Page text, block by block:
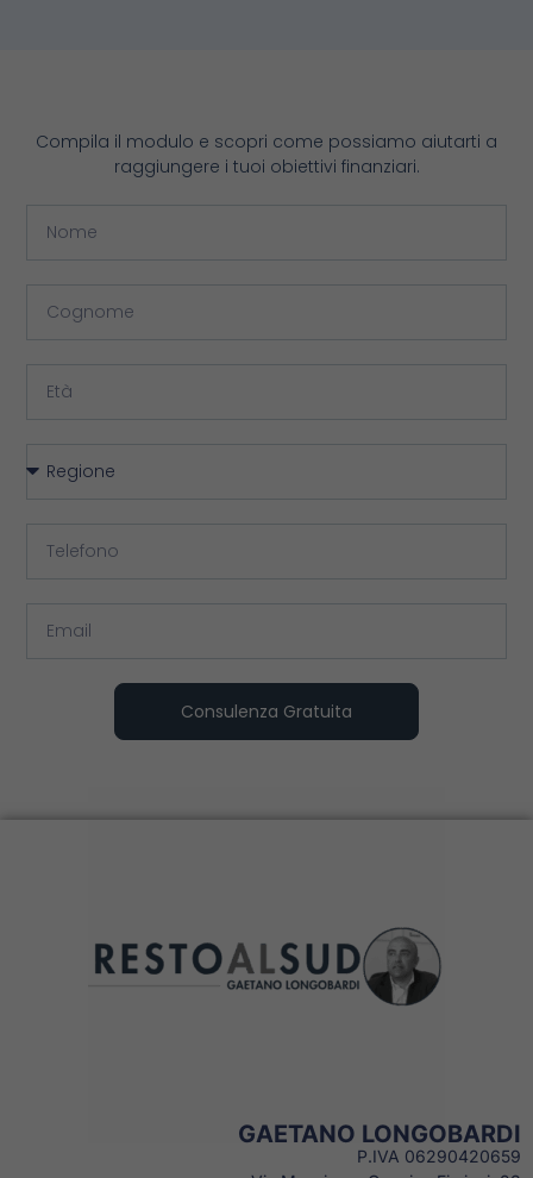
Compila il modulo e scopri come possiamo aiutarti a
raggiungere i tuoi obiettivi finanziari.
Consulenza Gratuita
GAETANO LONGOBARDI
P.IVA 06290420659